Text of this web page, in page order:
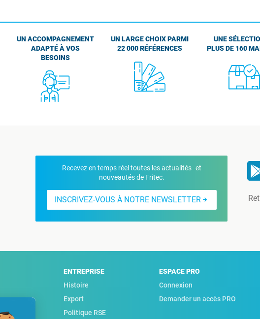
UN ACCOMPAGNEMENT
ADAPTÉ À VOS
BESOINS
UN LARGE CHOIX PARMI
22 000 RÉFÉRENCES
UNE
PLUS DE 160
Recevez en temps réel toutes les actualités et
nouveautés de Fritec.
INSCRIVEZ-VOUS À NOTRE NEWSLETTER
ENTREPRISE
Histoire
Export
Politique RSE
ESPACE PRO
Connexion
Demander un accès PRO